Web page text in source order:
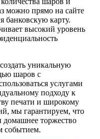
можно прямо на сайте
банковскую карту.
высокий уровень
уникальную
шаров с
услугами
подходу к
печати и широкому
мы гарантируем, что
домашнее торжество
событием.